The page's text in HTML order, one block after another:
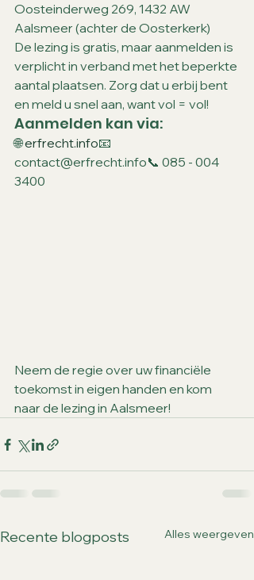
Oosteinderweg 269, 1432 AW
Aalsmeer (achter de Oosterkerk)
De lezing is gratis, maar aanmelden is
verplicht in verband met het beperkte
aantal plaatsen. Zorg dat u erbij bent
en meld u snel aan, want vol = vol!
Aanmelden kan via:
🌐 erfrecht.info📧
contact@erfrecht.info📞 085 - 004
3400
Neem de regie over uw financiële
toekomst in eigen handen en kom
naar de lezing in Aalsmeer!
Recente blogposts Alles weergeven